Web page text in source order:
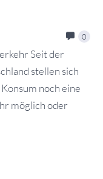
0
Seit der
stellen sich
noch eine
möglich oder